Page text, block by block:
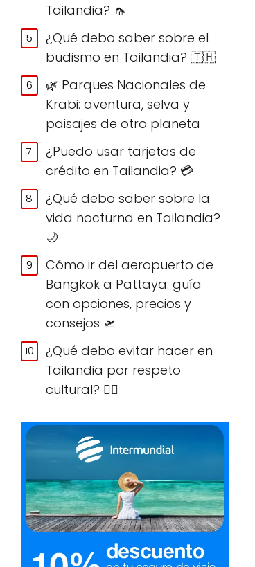
Tailandia? 🦟
¿Qué debo saber sobre el
budismo en Tailandia? 🇹🇭
🌿 Parques Nacionales de
Krabi: aventura, selva y
paisajes de otro planeta
¿Puedo usar tarjetas de
crédito en Tailandia? 💳
¿Qué debo saber sobre la
vida nocturna en Tailandia?
🌙
Cómo ir del aeropuerto de
Bangkok a Pattaya: guía
con opciones, precios y
consejos 🛫
¿Qué debo evitar hacer en
Tailandia por respeto
cultural? 🙅‍♀️